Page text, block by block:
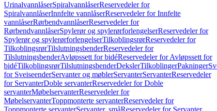
UrinalvannlåserSpiralvannlåserReservedeler for
SpiralvannlåserInnfelte vannlåserReservedeler for Innfelte
vannlåserRørbendvannlåserReservedeler for
RørbendvannlåserSpylerør og spylerørforlengelserReservedeler for
Spylerør og spylerørforlengelserTilkoblingsrørReservedeler for
TilkoblingsrørTilslutningsbenderReservedeler for
TilslutningsbenderAvløpssett for bidéReservedeler for Avløpssett for
bidéTilkoblingsrørTilslutningsbenderDekslerTilkoblingerPakninger
for SveiseenderServanter og møblerServanterServanterReservedeler
for ServanterDoble servanterReservedeler for Doble
servanterMøbelservanterReservedeler for
MøbelservanterToppmonterte servanterReservedeler for
Toppmonterte servanterServanter, småReservedeler for Servanter,